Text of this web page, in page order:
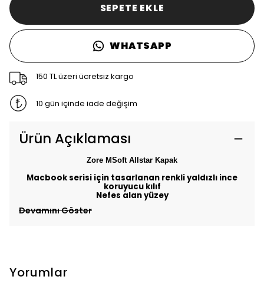
SEPETE EKLE
WHATSAPP
150 TL üzeri ücretsiz kargo
10 gün içinde iade değişim
Ürün Açıklaması
Zore MSoft Allstar Kapak
Macbook serisi için tasarlanan renkli yaldızlı ince
koruyucu kılıf
Nefes alan yüzey
Devamını Göster
Yorumlar